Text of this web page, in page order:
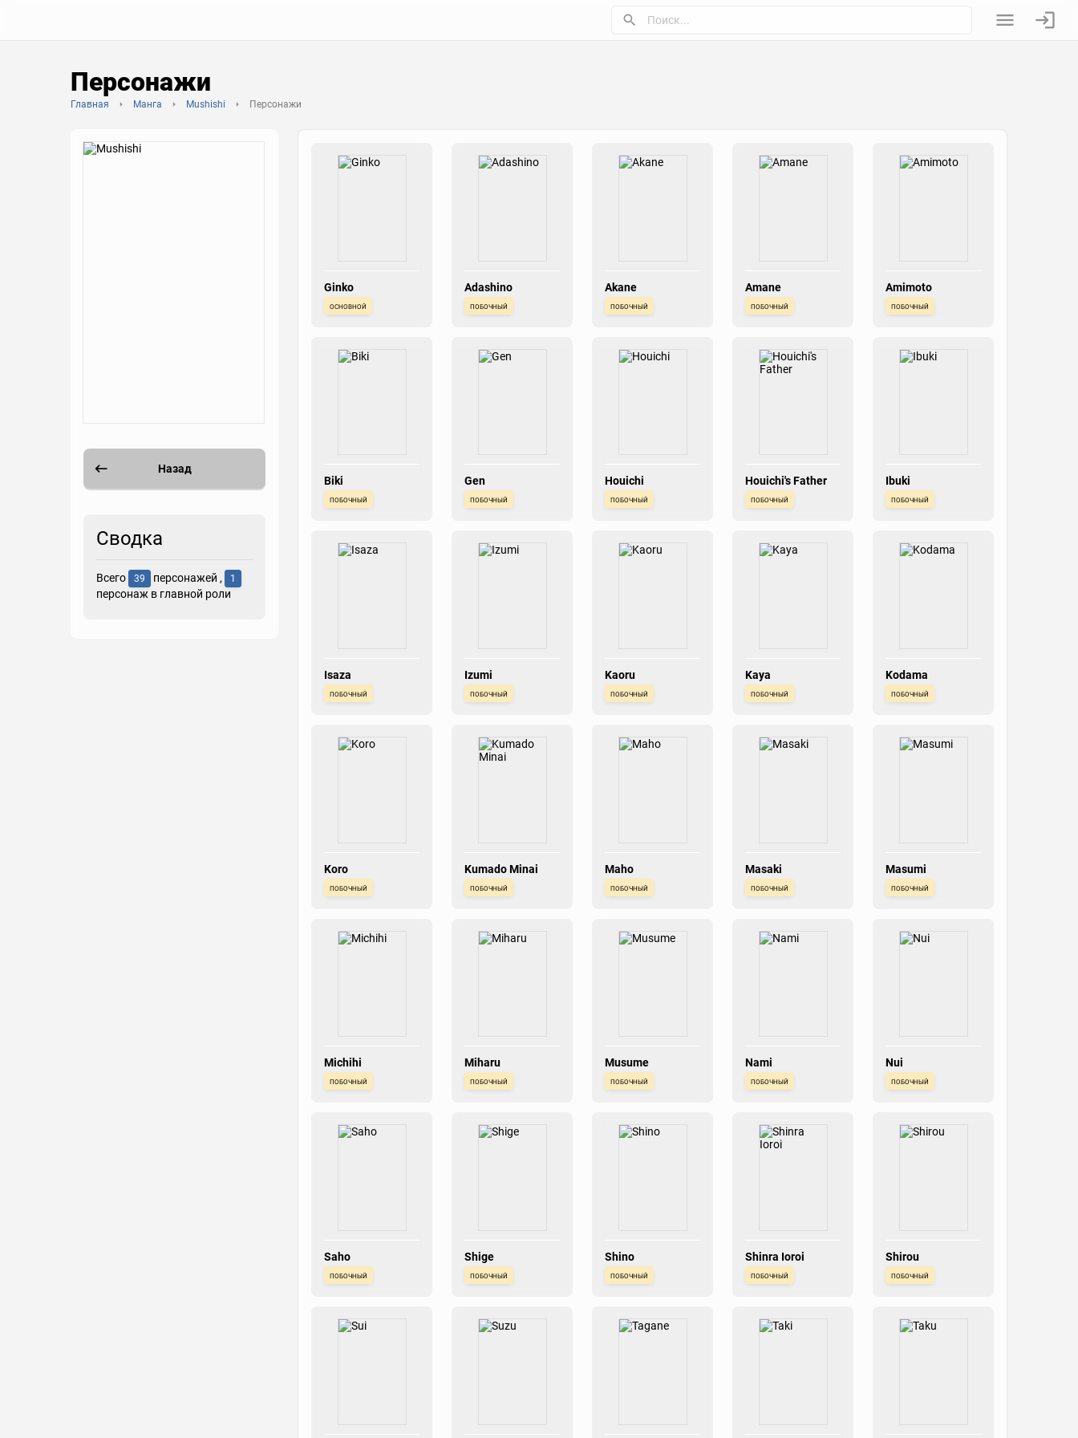
Персонажи
Главная Манга Mushishi Персонажи
Назад
Сводка
Всего 39 персонажей , 1
персонаж в главной роли
Ginko
основной
Adashino
побочный
Akane
побочный
Amane
побочный
Amimoto
побочный
Biki
побочный
Gen
побочный
Houichi
побочный
Houichi's Father
побочный
Ibuki
побочный
Isaza
побочный
Izumi
побочный
Kaoru
побочный
Kaya
побочный
Kodama
побочный
Koro
побочный
Kumado Minai
побочный
Maho
побочный
Masaki
побочный
Masumi
побочный
Michihi
побочный
Miharu
побочный
Musume
побочный
Nami
побочный
Nui
побочный
Saho
побочный
Shige
побочный
Shino
побочный
Shinra Ioroi
побочный
Shirou
побочный